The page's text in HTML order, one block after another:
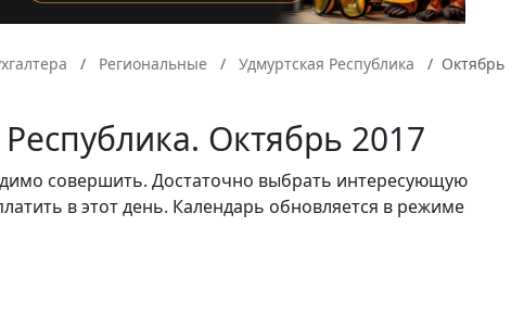
Региональные Удмуртская Республика
Октябрь
Октябрь 2017
совершить. Достаточно выбрать интересующую
в этот день. Календарь обновляется в режиме